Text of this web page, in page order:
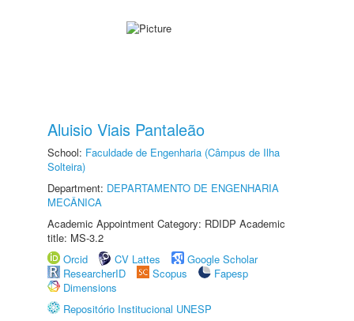
Aluisio Viais Pantaleão
School: Faculdade de Engenharia (Câmpus de Ilha
Solteira)
Department: DEPARTAMENTO DE ENGENHARIA
MECÂNICA
Academic Appointment Category: RDIDP Academic
title: MS-3.2
Orcid
CV Lattes
Google Scholar
ResearcherID
Scopus
Fapesp
Dimensions
Repositório Institucional UNESP